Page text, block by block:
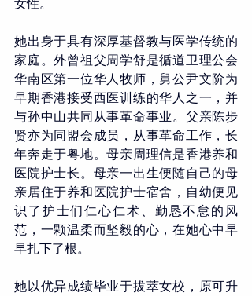
女性。
她出身于具有深厚基督教与医学传统的
家庭。外曾祖父周学舒是循道卫理公会
华南区第一位华人牧师，舅公尹文阶为
早期香港接受西医训练的华人之一，并
与孙中山共同从事革命事业。父亲陈步
贤亦为同盟会成员，从事革命工作，长
年奔走于粤地。母亲周理信是香港养和
医院护士长。母亲一出生便随自己的母
亲居住于养和医院护士宿舍，自幼便见
识了护士们仁心仁术、勤恳不怠的风
范，一颗温柔而坚毅的心，在她心中早
早扎下了根。
她以优异成绩毕业于拔萃女校，原可升